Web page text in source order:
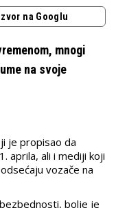
na Googlu
mnogi
na svoje
je propisao da
aprila, ali i mediji koji
vozače na
bolje je